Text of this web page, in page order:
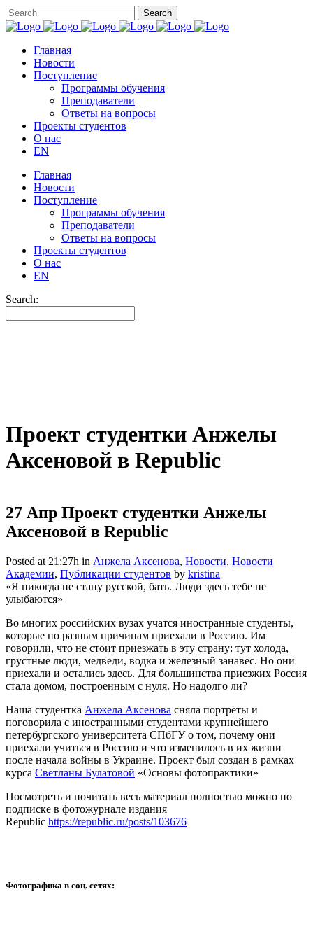
Главная
Новости
Поступление
Программы обучения
Преподаватели
Ответы на вопросы
Проекты студентов
О нас
EN
Главная
Новости
Поступление
Программы обучения
Преподаватели
Ответы на вопросы
Проекты студентов
О нас
EN
Search:
Проект студентки Анжелы
Аксеновой в Republic
27 Апр Проект студентки Анжелы
Аксеновой в Republic
Posted at 21:27h in Анжела Аксенова, Новости, Новости
Академии, Публикации студентов by kristina
«Я никогда не стану русской, бать. Люди здесь тебе не
улыбаются»
Во многих российских вузах учатся иностранные студенты,
которые по разным причинам приехали в Россию. Им
говорили, что не стоит приезжать в эту страну: тут холода,
грустные люди, медведи, водка и железный занавес. Но они
приехали и остались здесь. Для большинства приезжих Россия
стала домом, построенным с нуля. Но надолго ли?
Наша студентка Анжела Аксенова сняла портреты и
поговорила с иностранными студентами крупнейшего
петербургского университета СПбГУ о том, почему они
приехали учиться в Россию и что изменилось в их жизни
после начала войны в Украине. Проект был создан в рамках
курса Светланы Булатовой «Основы фотопрактики»
Посмотреть и почитать весь материал полностью можно по
подписке в фотожурнале издания
Republic https://republic.ru/posts/103676
Фотографика в соц. сетях: